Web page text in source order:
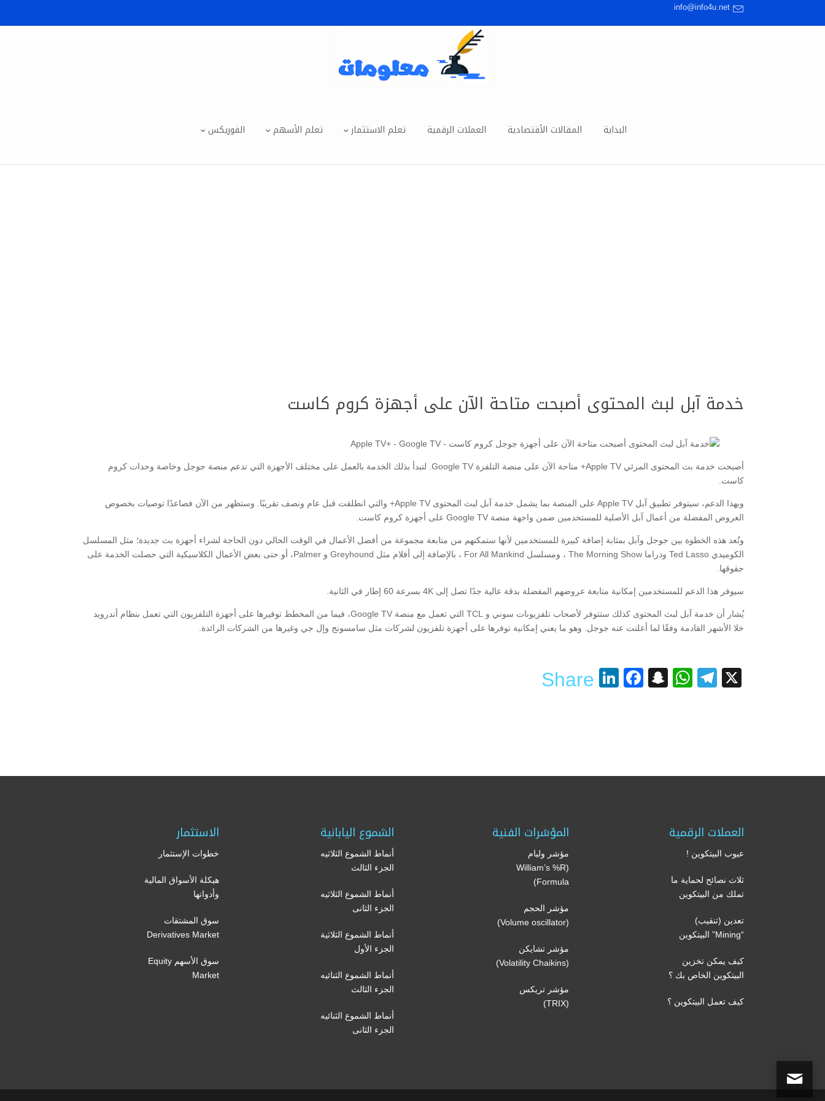
info@info4u.net
البداية المقالات الأقتصادية العملات الرقمية تعلم الاستثمار تعلم الأسهم الفوريكس
خدمة آبل لبث المحتوى أصبحت متاحة الآن على أجهزة كروم كاست
أصبحت خدمة بث المحتوى المرئي Apple TV+ متاحة الآن على منصة التلفزة Google TV. لتبدأ بذلك الخدمة بالعمل على مختلف الأجهزة التي تدعم منصة جوجل وخاصة وحدات كروم
كاست.
وبهذا الدعم، سيتوفر تطبيق آبل Apple TV على المنصة بما يشمل خدمة آبل لبث المحتوى Apple TV+ والتي انطلقت قبل عام ونصف تقريبًا. وستظهر من الآن فصاعدًا توصيات بخصوص
العروض المفضلة من أعمال آبل الأصلية للمستخدمين ضمن واجهة منصة Google TV على أجهزة كروم كاست.
وتُعد هذه الخطوة بين جوجل وآبل بمثابة إضافة كبيرة للمستخدمين لأنها ستمكنهم من متابعة مجموعة من أفضل الأعمال في الوقت الحالي دون الحاجة لشراء أجهزة بث جديدة؛ مثل المسلسل
الكوميدي Ted Lasso ودراما The Morning Show ، ومسلسل For All Mankind ، بالإضافة إلى أفلام مثل Greyhound و Palmer، أو حتى بعض الأعمال الكلاسيكية التي حصلت الخدمة على
حقوقها.
سيوفر هذا الدعم للمستخدمين إمكانية متابعة عروضهم المفضلة بدقة عالية جدًا تصل إلى 4K بسرعة 60 إطار في الثانية.
يُشار أن خدمة آبل لبث المحتوى كذلك ستتوفر لأصحاب تلفزيونات سوني و TCL التي تعمل مع منصة Google TV، فيما من المخطط توفيرها على أجهزة التلفزيون التي تعمل بنظام أندرويد
خلا الأشهر القادمة وفقًا لما أعلنت عنه جوجل. وهو ما يعني إمكانية توفرها على أجهزة تلفزيون لشركات مثل سامسونج وإل جي وغيرها من الشركات الرائدة.
X
Telegram
WhatsApp
Snapchat
Facebook
LinkedIn
Share
العملات الرقمية
عيوب البيتكوين !
ثلاث نصائح لحماية ما
تملك من البيتكوين
تعدين (تنقيب)
“Mining” البيتكوين
كيف يمكن تخزين
البيتكوين الخاص بك ؟
كيف تعمل البيتكوين ؟
المؤشرات الفنية
مؤشر وليام
(William’s %R
Formula)
مؤشر الحجم
(Volume oscillator)
مؤشر تشايكن
(Volatility Chaikins)
مؤشر تريكس
(TRIX)
الشموع اليابانية
أنماط الشموع الثلاثيه
الجزء الثالث
أنماط الشموع الثلاثيه
الجزء الثانى
أنماط الشموع الثلاثية
الجزء الأول
أنماط الشموع الثنائيه
الجزء الثالث
أنماط الشموع الثنائيه
الجزء الثانى
الاستثمار
خطوات الإستثمار
هيكلة الأسواق المالية
وأدواتها
سوق المشتقات
Derivatives Market
سوق الأسهم Equity
Market